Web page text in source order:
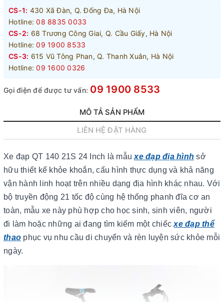
CS-1: 430 Xã Đàn, Q. Đống Đa, Hà Nội
Hotline: 08 8835 0033
CS-2: 68 Trương Công Giai, Q. Cầu Giấy, Hà Nội
Hotline: 09 1900 8533
CS-3: 615 Vũ Tông Phan, Q. Thanh Xuân, Hà Nội
Hotline: 09 1600 0326
Gọi điện để được tư vấn: 09 1900 8533
MÔ TẢ SẢN PHẨM
LIÊN HỆ ĐẶT HÀNG
Xe đạp QT 140 21S 24 Inch là mẫuxe đạp địa hình sở
hữu thiết kế khỏe khoắn, cấu hình thực dụng và khả năng
vận hành linh hoạt trên nhiều dạng địa hình khác nhau. Với
bộ truyền động 21 tốc độ cùng hệ thống phanh đĩa cơ an
toàn, mẫu xe này phù hợp cho học sinh, sinh viên, người
đi làm hoặc những ai đang tìm kiếm một chiếcxe đạp thể
thao phục vụ nhu cầu di chuyển và rèn luyện sức khỏe mỗi
ngày.